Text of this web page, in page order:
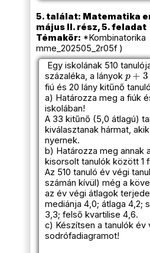
5. találat: Matematika
május II. rész, 5. feladat
Témakör:
mme_202505_2r05f )
Egy iskolának 510
százaléka, a lányok
p+3
fiú és 20 lány kitűnő
a) Határozza meg a fiúk
iskolában!
A 33 kitűnő (5,0 átlagú)
kiválasztanak hármat,
nyernek.
b) Határozza meg annak
kisorsolt tanulók között 1
Az 510 tanuló év végi
számán kívül) még a
az év végi átlagok
mediánja 4,0; átlaga 4,2;
3,3; felső kvartilise 4,6.
c) Készítsen a tanulók év
sodrófadiagramot!